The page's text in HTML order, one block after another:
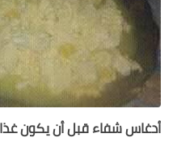
أدغاس شفاء قبل أن يكون